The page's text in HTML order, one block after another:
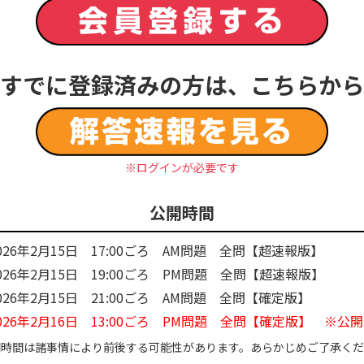
すでに登録済みの方は、こちらから
※ログインが必要です
公開時間
年2月15日 17:00ごろ AM問題 全問【超速報版】
年2月15日 19:00ごろ PM問題 全問【超速報版】
年2月15日 21:00ごろ AM問題 全問【確定版】
年2月16日 13:00ごろ PM問題 全問【確定版】 ※公
間は諸事情により前後する可能性があります。あらかじめご了承く